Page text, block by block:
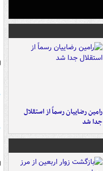
رامین رضاییان رسماً از استقلال
جدا شد